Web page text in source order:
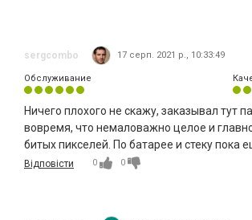
sergcombo 17 серп. 2021 р., 10:33:49
Обслуживание
Ничего плохого не скажу, заказывал тут
вовремя, что немаловажно целое и
битых пикселей. По батарее и стеку пока
Відповісти 0 0